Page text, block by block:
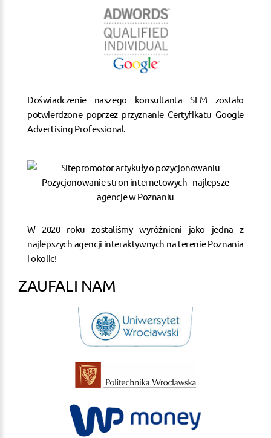
Doświadczenie naszego konsultanta SEM zostało
potwierdzone poprzez przyznanie Certyfikatu Google
Advertising Professional.
W 2020 roku zostaliśmy wyróżnieni jako jedna z
najlepszych agencji interaktywnych na terenie Poznania
i okolic!
ZAUFALI NAM